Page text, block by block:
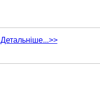
Детальніше...>>